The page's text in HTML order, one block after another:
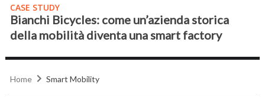
CASE STUDY
Bianchi Bicycles: come un’azienda storica
della mobilità diventa una smart factory
Home Smart Mobility